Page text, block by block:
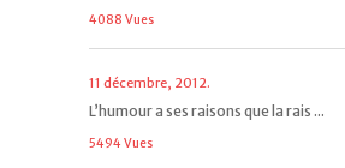
4088 Vues
11 décembre, 2012.
L’humour a ses raisons que la rais ...
5494 Vues